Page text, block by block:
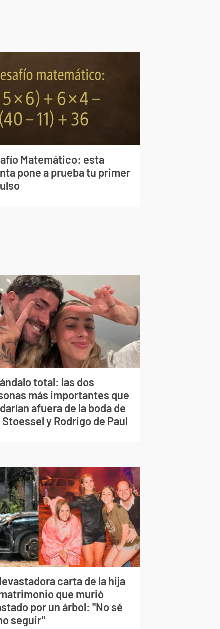
Matemático: esta
pone a prueba tu primer
total: las dos
más importantes que
afuera de la boda de
y Rodrigo de Paul
carta de la hija
que murió
por un árbol: "No sé
seguir"